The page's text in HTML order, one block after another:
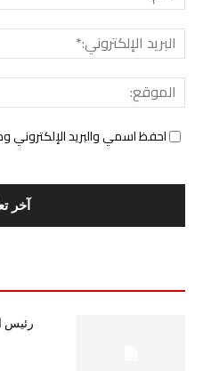
احفظ اسمي والبريد
رئيس